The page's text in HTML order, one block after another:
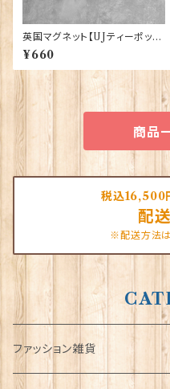
英国マグネット【UJティーポッ
ト】Elgate Products 90030
¥660
商品
税込16,500
配
※配送方法
ファッション雑貨